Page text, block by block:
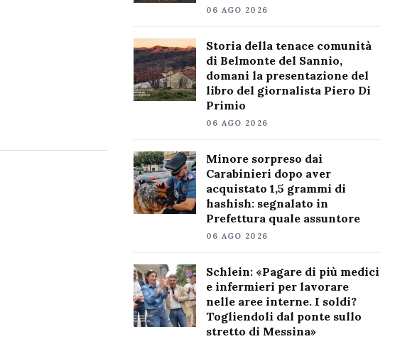
06 AGO 2026
Storia della tenace comunità
di Belmonte del Sannio,
domani la presentazione del
libro del giornalista Piero Di
Primio
06 AGO 2026
Minore sorpreso dai
Carabinieri dopo aver
acquistato 1,5 grammi di
hashish: segnalato in
Prefettura quale assuntore
06 AGO 2026
Schlein: «Pagare di più medici
e infermieri per lavorare
nelle aree interne. I soldi?
Togliendoli dal ponte sullo
stretto di Messina»